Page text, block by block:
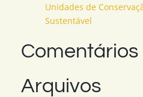
Unidades de
Sustentável
Comentários
Arquivos